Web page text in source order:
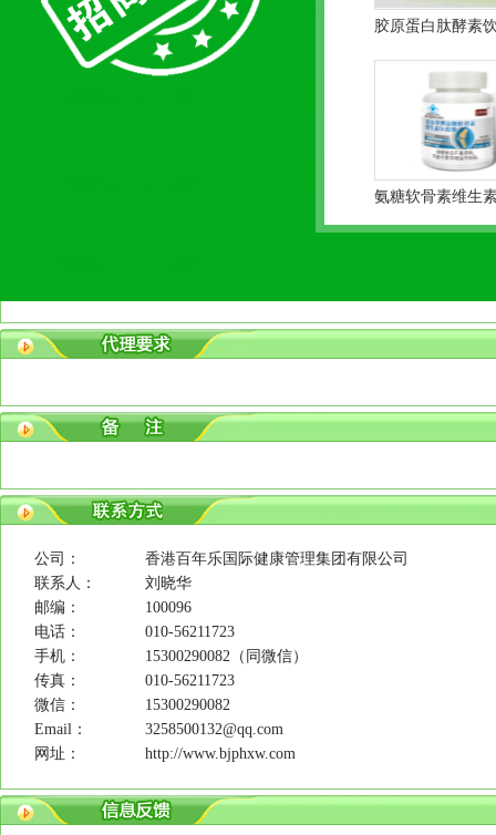
胶原蛋白肽酵素
【公司名称】：香港百年乐国际健康管理集团有限公司
【查看次数】：[167852]次
公司：
香港百年乐国际健康管理集团有限公司
联系人：
刘晓华
邮编：
100096
电话：
010-56211723
手机：
15300290082（同微信）
传真：
010-56211723
微信：
15300290082
Email：
3258500132@qq.com
网址：
http://www.bjphxw.com